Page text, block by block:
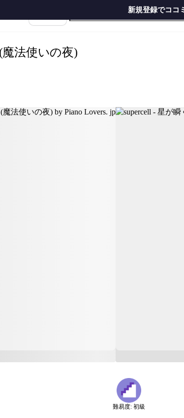
新規登録でココ
- 星が瞬くこんな夜に (魔法使いの夜) by Piano Lovers. jp
法使いの夜)
難易度: 初級